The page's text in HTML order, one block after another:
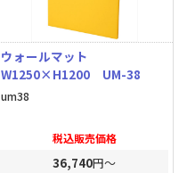
ウォールマット
W1250×H1200 UM-38
um38
税込販売価格
36,740円～